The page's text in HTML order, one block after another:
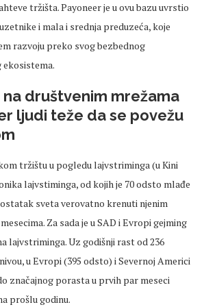
tržišta. Payoneer je u ovu bazu uvrstio
i mala i srednja preduzeća, koje
razvoju preko svog bezbednog
društvenim mrežama
ljudi teže da se povežu
tržištu u pogledu lajvstriminga (u Kini
lajvstiminga, od kojih je 70 odsto mlađe
ostatak sveta verovatno krenuti njenim
Za sada je u SAD i Evropi gejming
lajvstriminga. Uz godišnji rast od 236
u Evropi (395 odsto) i Severnoj Americi
značajnog porasta u prvih par meseci
prošlu godinu.